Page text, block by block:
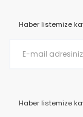
Haber listemize
Haber listemize